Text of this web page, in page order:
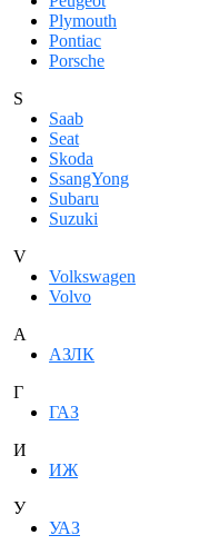
Plymouth
Pontiac
Porsche
S
Saab
Seat
Skoda
SsangYong
Subaru
Suzuki
V
Volkswagen
Volvo
А
АЗЛК
Г
ГАЗ
И
ИЖ
У
УАЗ